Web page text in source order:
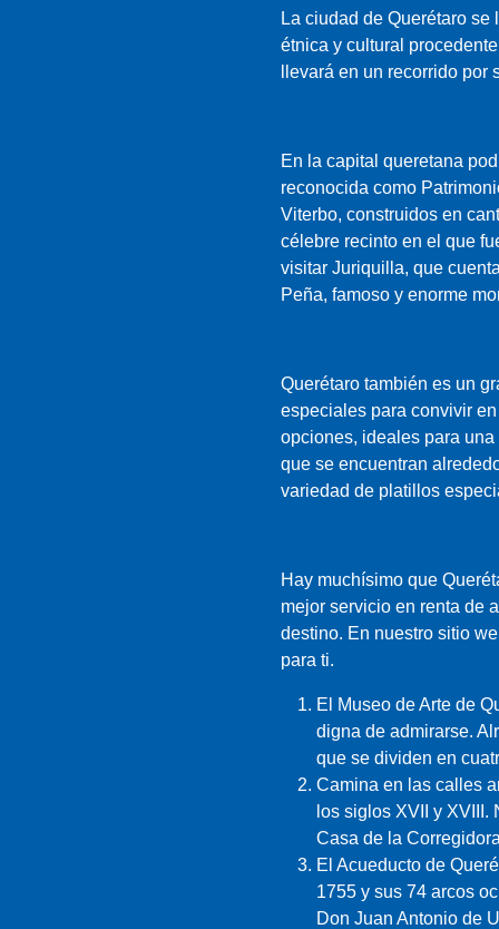
normalmente se recopilan en
el momento de la entrega y
estaremos listos cuando
La ciudad de Querétaro
étnica y cultural
llevará en un recorrido
En la capital queretana
reconocida como
Viterbo, construidos en
célebre recinto en el que
visitar Juriquilla, que
Peña, famoso y enorme
Querétaro también es un
especiales para convivir
opciones, ideales para
que se encuentran
variedad de platillos
Hay muchísimo que
mejor servicio en renta de
destino. En nuestro sitio
para ti.
El Museo de Arte de
digna de admirarse.
que se dividen en
Camina en las calles
los siglos XVII y
Casa de la
El Acueducto de
1755 y sus 74 arcos
Don Juan Antonio de